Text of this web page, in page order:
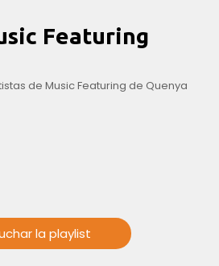
Featuring
de Music Featuring de Quenya
la playlist